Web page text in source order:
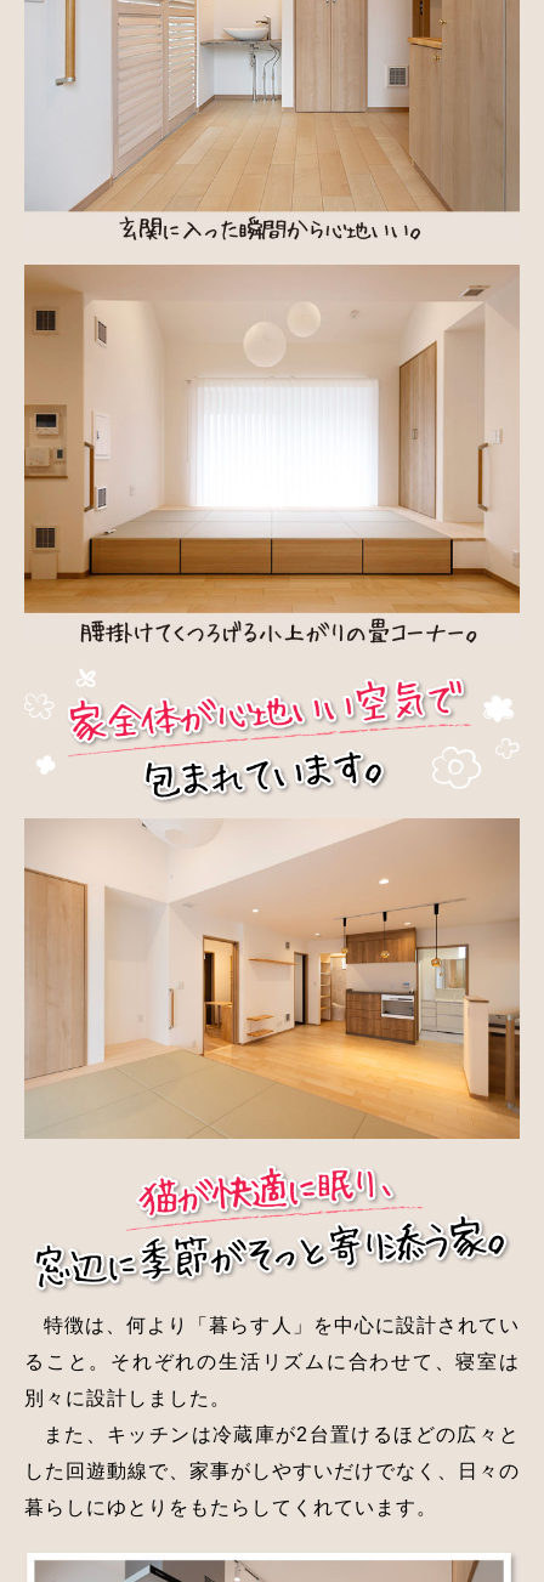
特徴は、何より「暮らす人」を中心に設計されてい
ること。それぞれの生活リズムに合わせて、寝室は
別々に設計しました。
また、キッチンは冷蔵庫が2台置けるほどの広々と
した回遊動線で、家事がしやすいだけでなく、日々の
暮らしにゆとりをもたらしてくれています。